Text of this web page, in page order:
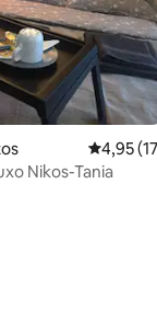
104 avaliações
4,95 de
4,95
Nikos-Tania